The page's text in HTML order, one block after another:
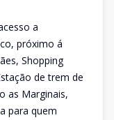
a
próximo á
Shopping
de trem de
as Marginais,
para quem